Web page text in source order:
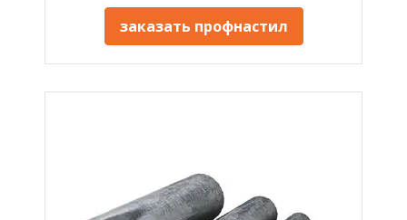
заказать профнастил